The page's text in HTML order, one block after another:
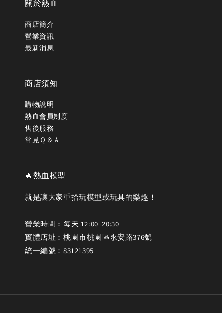
關於熱血
商店簡介
營業資訊
最新消息
商店須知
購物說明
熱血會員制度
售後服務
常見Ｑ＆Ａ
🔥熱血模型
就是讓大家重拾玩模型或玩具的樂趣！
營業時間：每天 12:00~20:30
實體店址：桃園市桃園區永安路376號
統一編號：83121395